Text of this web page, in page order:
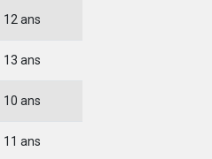
12 ans
13 ans
10 ans
11 ans